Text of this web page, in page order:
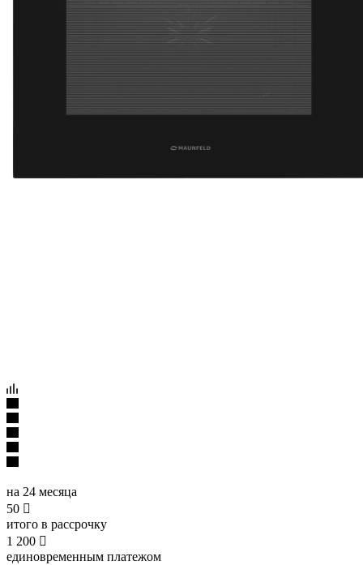
на 24 месяца
50 
итого в рассрочку
1 200 
единовременным платежом